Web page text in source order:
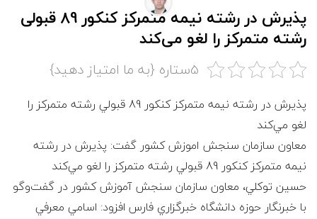
ف
ر
ج
ع
ف
ر
پذیرش در رشته نیمه متمرکز کنکور 89 قبولی
رشته متمرکز را لغو می‌کند
5ستاره {به ما امتیاز دهید}
پذيرش در رشته نيمه متمركز كنكور 89 قبولي رشته متمركز را
لغو مي‌كند
معاون سازمان سنجش اموزش كشور گفت: پذيرش در رشته
نيمه متمركز كنكور 89 قبولي رشته متمركز را لغو مي‌كند
حسين توكلي، معاون سازمان سنجش آموزش كشور در گفت‌وگو
با خبرنگار حوزه دانشگاه خبرگزاري فارس افزود: اسامي‌ معرفي